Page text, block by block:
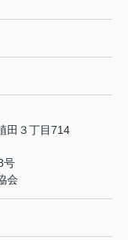
田３丁目714
号
会